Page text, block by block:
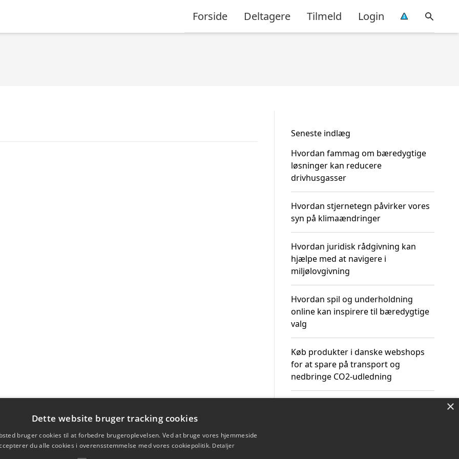
Forside Deltagere Tilmeld Login
Seneste indlæg
Hvordan fammag om bæredygtige
løsninger kan reducere
drivhusgasser
Hvordan stjernetegn påvirker vores
syn på klimaændringer
Hvordan juridisk rådgivning kan
hjælpe med at navigere i
miljølovgivning
Hvordan spil og underholdning
online kan inspirere til bæredygtige
valg
Køb produkter i danske webshops
for at spare på transport og
nedbringe CO2-udledning
×
Dette website bruger tracking cookies
bruger cookies til at forbedre brugeroplevelsen. Ved at bruge vores hjemmeside
du alle cookies i overensstemmelse med vores cookiepolitik. Detaljer